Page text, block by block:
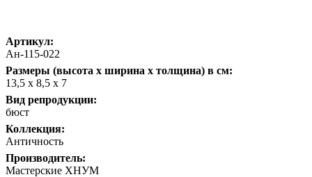
Артикул:
Ан-115-022
Размеры (высота х ширина х толщина) в см:
13,5 х 8,5 х 7
Вид репродукции:
бюст
Коллекция:
Античность
Производитель:
Мастерские ХНУМ